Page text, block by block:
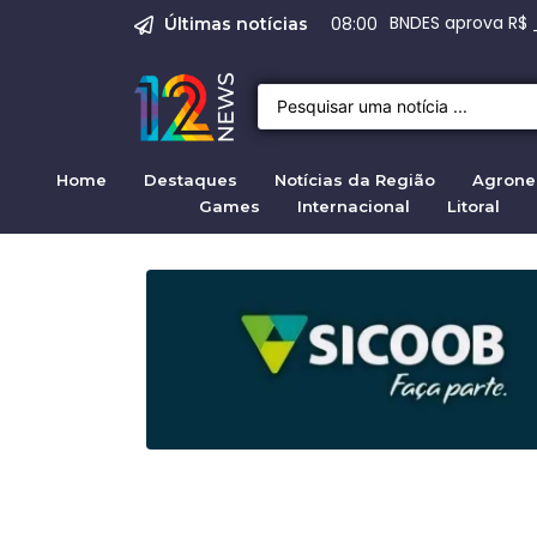
Últimas notícias 08:00 BNDES aprova
Justiça de SP
Emprego em
Empregos em
Crise migratória
Home Destaques Notícias da Região
Games
Internacional Litoral